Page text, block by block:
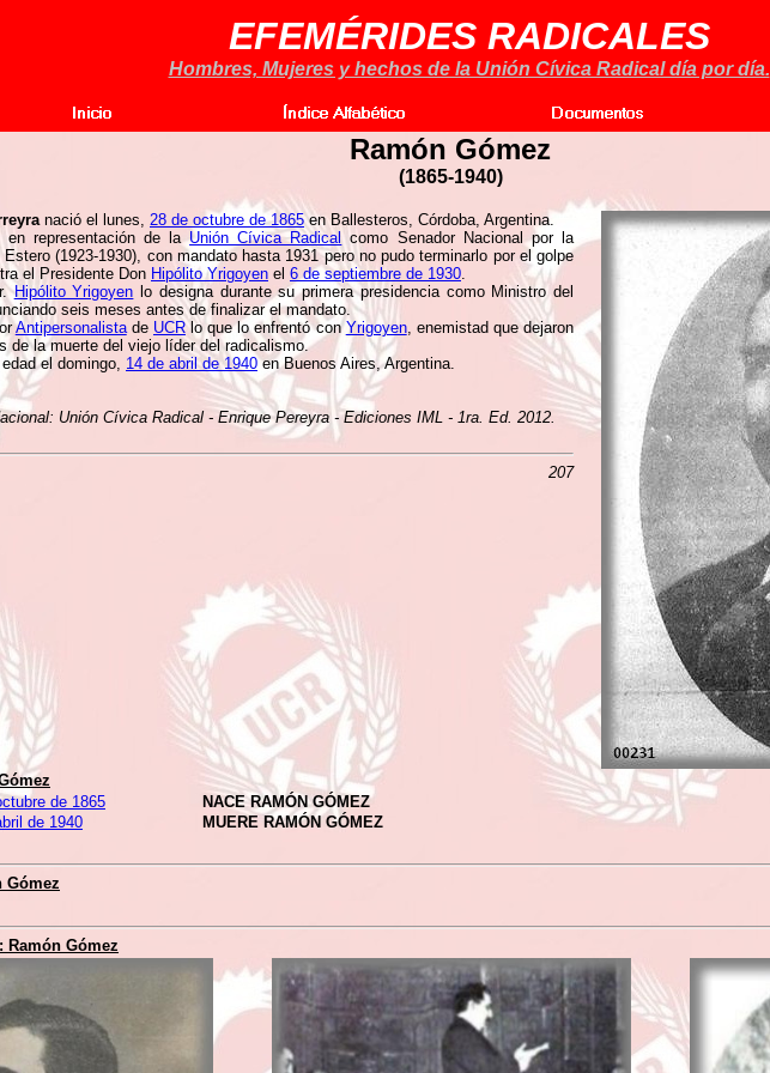
EFEMÉRIDES RADICALES
Hombres, Mujeres y hechos de la Unión Cívica Radical día por día.
Ramón Gómez
(1865-1940)
nació el lunes, 28 de octubre de 1865en Ballesteros, Córdoba, Argentina.
en representación de laUnión Cívica Radical como Senador Nacional por la
(1923-1930), con mandato hasta 1931 pero no pudo terminarlo por el golpe
el Presidente Don Hipólito Yrigoyen el 6 de septiembre de 1930.
Hipólito Yrigoyen lo designa durante su primera presidencia como Ministro del
seis meses antes de finalizar el mandato.
Antipersonalistade UCRlo que lo enfrentó conYrigoyen, enemistad que dejaron
de la muerte del viejo líder del radicalismo.
el domingo, 14 de abril de 1940en Buenos Aires, Argentina.
Unión Cívica Radical - Enrique Pereyra - Ediciones IML - 1ra. Ed. 2012.
207
de 1865
NACE RAMÓN GÓMEZ
de 1940 MUERE RAMÓN GÓMEZ
Gómez
Ramón Gómez